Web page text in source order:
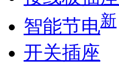
智能节电新
开关插座